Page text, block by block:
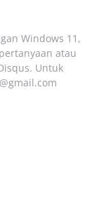
Windows 11,
atau
Untuk